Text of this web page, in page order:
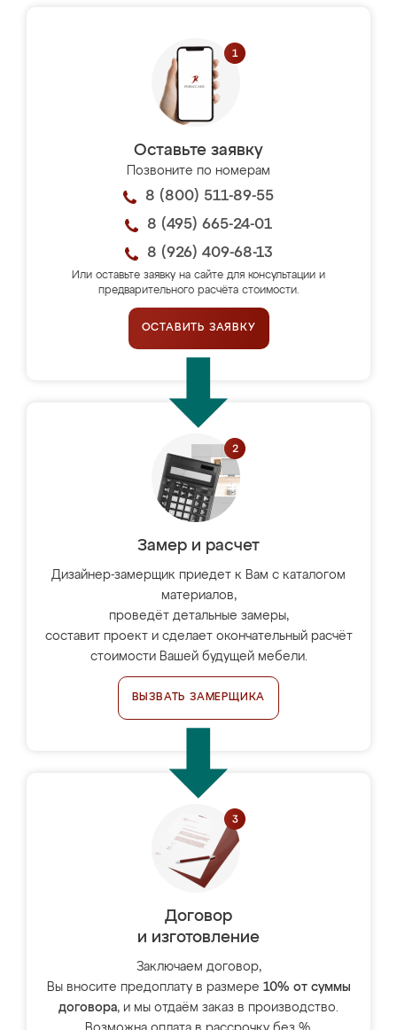
Оставьте заявку
Позвоните по номерам
8 (800) 511-89-55
8 (495) 665-24-01
8 (926) 409-68-13
Или оставьте заявку на сайте для консультации и
предварительного расчёта стоимости.
ОСТАВИТЬ ЗАЯВКУ
Замер и расчет
Дизайнер-замерщик приедет к Вам с каталогом
материалов,
проведёт детальные замеры,
составит проект и сделает окончательный расчёт
стоимости Вашей будущей мебели.
ВЫЗВАТЬ ЗАМЕРЩИКА
Договор
и изготовление
Заключаем договор,
Вы вносите предоплату в размере 10% от суммы
договора, и мы отдаём заказ в производство.